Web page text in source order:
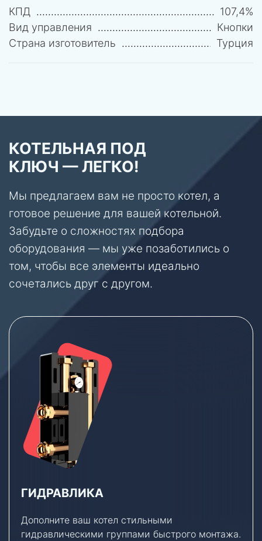
КПД
107,4%
Вид управления
Кнопки
Страна изготовитель
Турция
КОТЕЛЬНАЯ ПОД
КЛЮЧ — ЛЕГКО!
Мы предлагаем вам не просто котел, а
готовое решение для вашей котельной.
Забудьте о сложностях подбора
оборудования — мы уже позаботились о
том, чтобы все элементы идеально
сочетались друг с другом.
ГИДРАВЛИКА
Дополните ваш котел стильными
гидравлическими группами быстрого монтажа.